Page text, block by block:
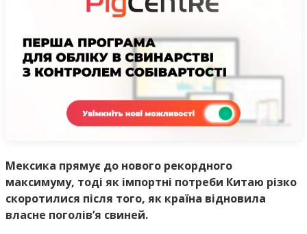
Мексика прямує до нового рекордного
максимуму, тоді як імпортні потреби Китаю різко
скоротилися після того, як країна відновила
власне поголів’я свиней.